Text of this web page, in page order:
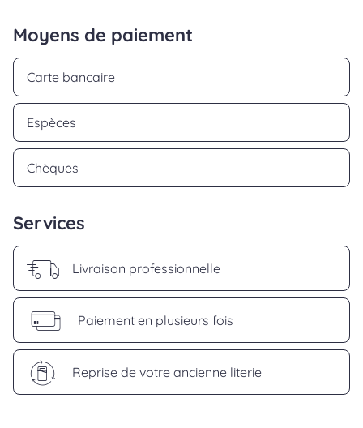
Moyens de paiement
Carte bancaire
Espèces
Chèques
Services
Livraison professionnelle
Paiement en plusieurs fois
Reprise de votre ancienne literie